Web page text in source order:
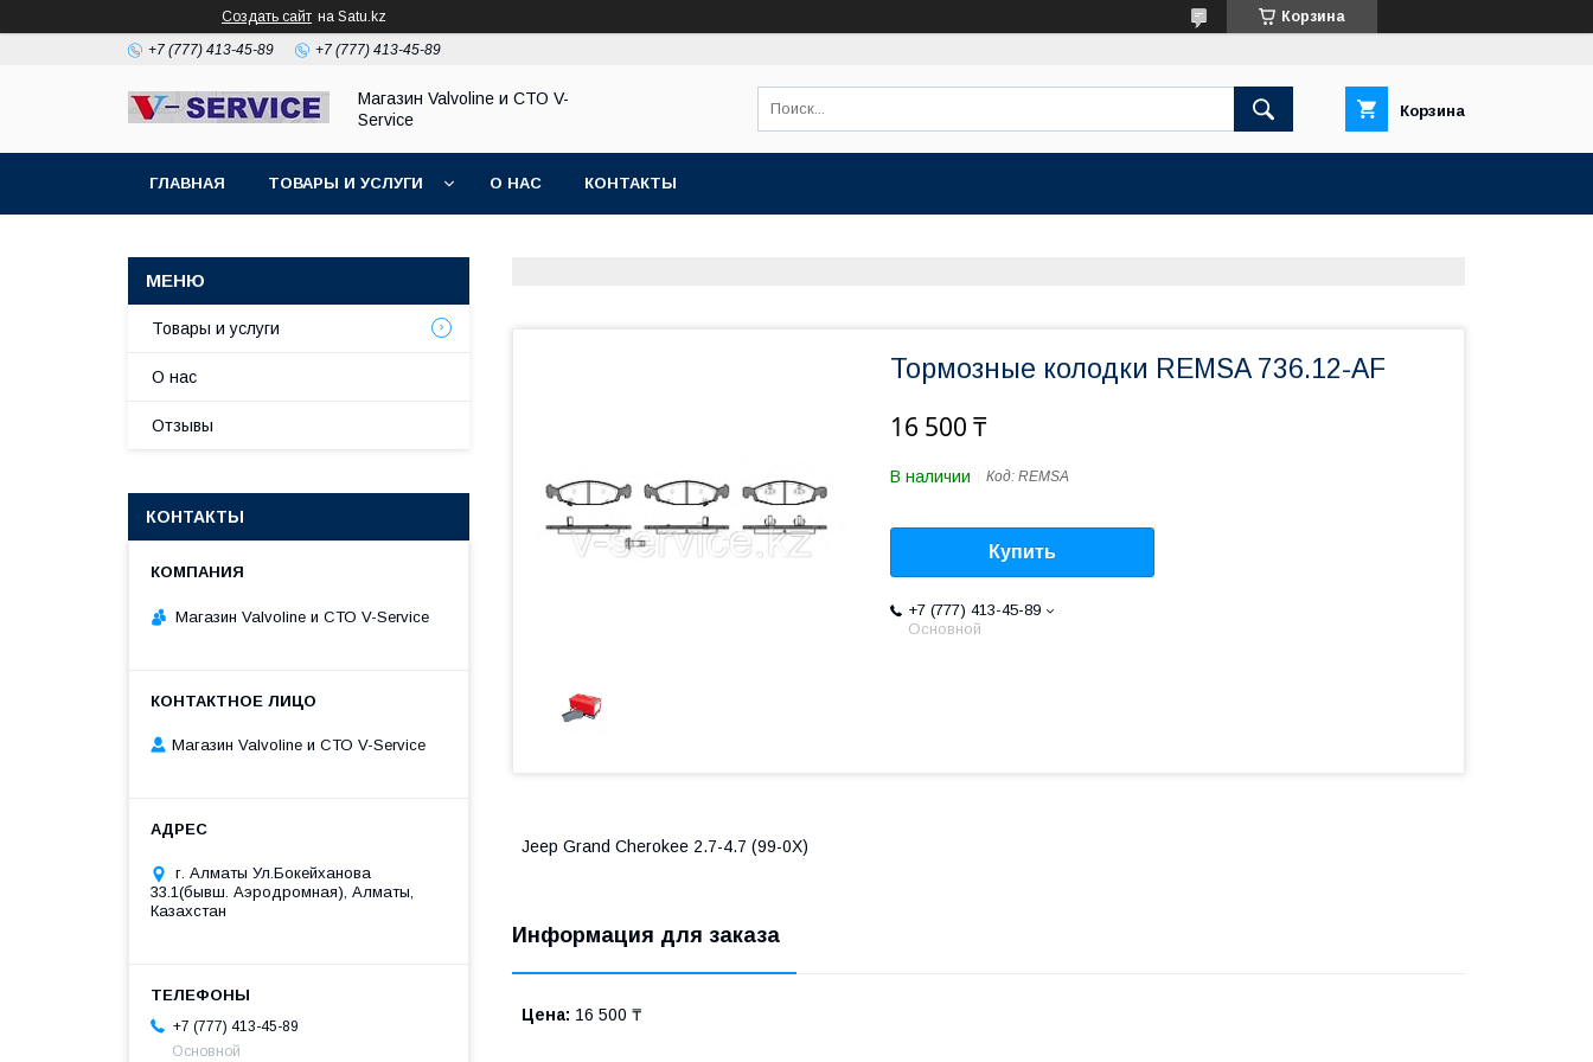
Создать сайт на Satu.kz Корзина
+7 (777) 413-45-89 +7 (777) 413-45-89
Магазин Valvoline и СТО V-
Service
Корзина
ГЛАВНАЯ ТОВАРЫ И УСЛУГИ О НАС КОНТАКТЫ
Тормозные колодки REMSA 736.12-AF
16 500 ₸
В наличии Код: REMSA
Купить
+7 (777) 413-45-89
Основной
Jeep Grand Cherokee 2.7-4.7 (99-0X)
Информация для заказа
Цена: 16 500 ₸
Товары и услуги
О нас
Отзывы
КОНТАКТЫ
Магазин Valvoline и СТО V-Service
Магазин Valvoline и СТО V-Service
г. Алматы Ул.Бокейханова
33.1(бывш. Аэродромная), Алматы,
Казахстан
+7 (777) 413-45-89
Основной